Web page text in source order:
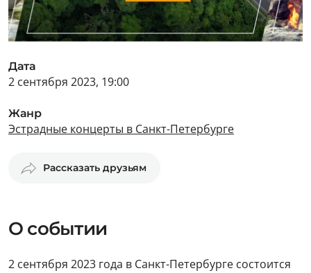
Дата
2 сентября 2023, 19:00
Жанр
Эстрадные концерты в Санкт-Петербурге
Рассказать друзьям
О событии
2 сентября 2023 года в Санкт-Петербурге состоится